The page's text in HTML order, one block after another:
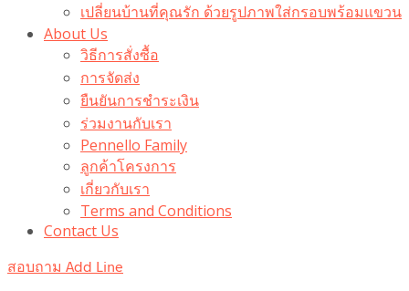
เปลี่ยนบ้านที่คุณรัก ด้วยรูปภาพใส่กรอบพร้อมแขวน​
About Us
วิธีการสั่งซื้อ
การจัดส่ง
ยืนยันการชำระเงิน
ร่วมงานกับเรา
Pennello Family
ลูกค้าโครงการ
เกี่ยวกับเรา
Terms and Conditions
Contact Us
สอบถาม Add Line